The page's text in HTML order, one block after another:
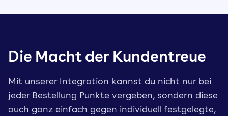
Die Macht der Kundentreue
Mit unserer Integration kannst du nicht nur bei
jeder Bestellung Punkte vergeben, sondern diese
auch ganz einfach gegen individuell festgelegte,